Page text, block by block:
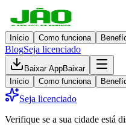
Início Como funciona
BlogSeja licenciado
Baixar AppBaixar
Início
Como funciona
Seja licenciado
Verifique se a sua cidade está